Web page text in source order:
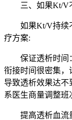
三、如果Kt/V
如果Kt/V持续
疗方案:
保证透析时间
衔接时间很密集，
导致透析效果达
系医生商量调整班
提高透析血流